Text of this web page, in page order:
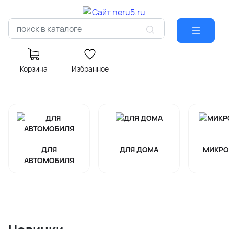
Корзина Избранное
ДЛЯ
АВТОМОБИЛЯ
ДЛЯ ДОМА